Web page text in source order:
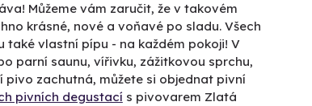
Můžeme vám zaručit, že v takovém
krásné, nové a voňavé po sladu. Všech
také vlastní pípu - na každém pokoji! V
parní saunu, vířivku, zážitkovou sprchu,
zachutná, můžete si objednat pivní
pivních degustací s pivovarem Zlatá